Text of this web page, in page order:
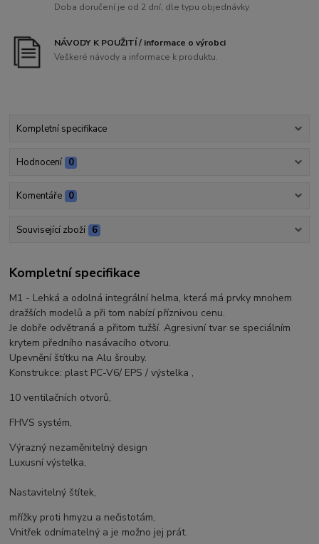
Doba doručení je od 2 dní, dle typu objednávky
NÁVODY K POUŽITÍ / informace o výrobci
Veškeré návody a informace k produktu.
Kompletní specifikace
Hodnocení 0
Komentáře 0
Související zboží 6
Kompletní specifikace
M1 - Lehká a odolná integrální helma, která má prvky mnohem
dražších modelů a při tom nabízí příznivou cenu.
Je dobře odvětraná a přitom tužší. Agresivní tvar se speciálním
krytem předního nasávacího otvoru.
Upevnění štítku na Alu šrouby.
Konstrukce: plast PC-V6/ EPS / výstelka ,
10 ventilačních otvorů,
FHVS systém,
Výrazný nezaměnitelný design
Luxusní výstelka,
Nastavitelný štítek,
mřížky proti hmyzu a nečistotám,
Vnitřek odnímatelný a je možno jej prát.